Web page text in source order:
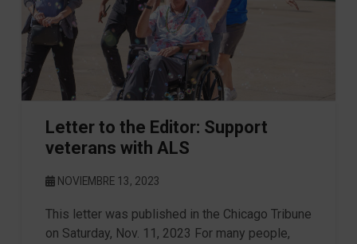
Letter to the Editor: Support
veterans with ALS
NOVIEMBRE 13, 2023
This letter was published in the Chicago Tribune
on Saturday, Nov. 11, 2023 For many people,